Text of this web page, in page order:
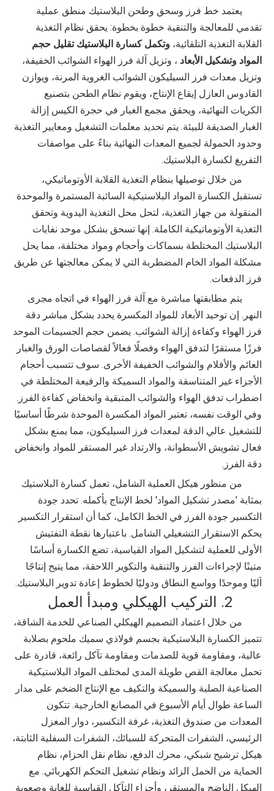
يعتمد خط فرز وسحق وطحن البلاستيك منطق عملية
تقدمي للمعالجة والتنقية خطوة بخطوة: يحقق نظام التغذية
القلابة التغذية التلقائية، وتكمل كسارة البلاستيك تقليل حجم
المواد وتشكيل الأبعاد ، وتزيل آلة فرز الهواء الشوائب الخفيفة،
وتزيل معدات فرز السيليكون الشوائب الغروية المرنة، ويوازن
القادوس العازل إيقاع الإنتاج، ويقوم نظام الطحن بتصنيع
الكريات النهائية، ويحقق مجمع الغبار في حجرة الكيس إزالة
الغبار الصديقة للبيئة. يتم تحديد معلمات التشغيل ومعايير التغذية
وحدود الحمولة لجميع المعدات النهائية بناءً على مواصفات
التفريغ لكسارة البلاستيك.
من خلال توصيلها بنظام التغذية القلابة الأوتوماتيكي،
تستقبل الكسارة المواد البلاستيكية السائبة المستمرة والموحدة
المنقولة من جهاز التغذية، لتحل محل التغذية اليدوية وتحقق
التغذية الأوتوماتيكية الكاملة. إنها تسحق بشكل موحد نفايات
البلاستيك المختلطة بسماكات وأحجام ومواد مختلفة، مما يحل
مشكلة المواد الخام المضطربة التي لا يمكن معالجتها عن طريق
فرز الدفعات.
يتم مطابقتها مباشرة مع آلة فرز الهواء في اتجاه مجرى
النهر. إن توحيد الأبعاد للمواد المكسرة يحدد بشكل مباشر دقة
فرز الهواء وكفاءة إزالة الشوائب. يضمن حجم الجسيمات الموحد
فرزًا مستقرًا لتدفق الهواء وفصلًا فعالاً لقصاصات الورق والغبار
العائم والأفلام والشوائب الخفيفة الأخرى. سوف تتسبب أحجام
الأجزاء غير المتناسقة والمواد السميكة والرفيعة المختلطة في
اضطراب تدفق الهواء والشوائب المتبقية وانخفاض كفاءة الفرز.
وفي الوقت نفسه، تعتبر المواد المكسرة الموحدة شرطًا أساسيًا
للتشغيل عالي الدقة لمعدات فرز السيليكون، مما يمنع بشكل
فعال تشويش الأسطوانة، والارتداد غير المستقر للمواد وانخفاض
دقة الفرز.
من منظور هيكل العملية الشامل، تعمل كسارة البلاستيك
بمثابة 'مصدر تشكيل المواد' لخط الإنتاج بأكمله. تحدد جودة
التكسير جودة الفرز في الخط الكامل، كما أن استقرار التكسير
يحكم الاستقرار التشغيلي الشامل. باعتبارها نقطة التفتيش
الأولى للعملية لتشكيل المواد القياسية، تضع الكسارة أساسًا
متينًا لإجراءات الفرز والتنقية والتكوير اللاحقة، مما يتيح إنتاجًا
آليًا وموحدًا وواسع النطاق ودوليًا لخطوط إعادة تدوير البلاستيك.
2. التركيب الهيكلي ومبدأ العمل
من خلال اعتماد التصميم الهيكلي الصناعي للخدمة الشاقة،
تتميز الكسارة البلاستيكية بجسم فولاذي سميك ملحوم بصلابة
عالية، ومقاومة قوية للصدمات ومقاومة تآكل رائعة، قادرة على
تحمل معالجة القص طويلة المدى لمختلف المواد البلاستيكية
الصناعية الصلبة والسميكة والتكيف مع الإنتاج الضخم على مدار
الساعة طوال أيام الأسبوع في المصانع الخارجية. تتكون
المعدات من صندوق التغذية، غرفة التكسير، دوار المغزل
الرئيسي، الشفرات المتحركة للسبائك، الشفرات السفلية الثابتة،
هيكل ترشيح شبكي، محرك الدفع، نظام نقل الحزام، نظام
الحماية من الحمل الزائد ونظام تشغيل التحكم الكهربائي. مع
الهيكل الناضج والمستقر، وأجزاء التآكل القياسية للغاية وصعوبة